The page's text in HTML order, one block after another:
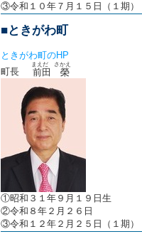
③令和１０年７月１５日（１期）
■ときがわ町
ときがわ町のHP
町長
前田 榮
まえだ さかえ
①昭和３１年９月１９日生
②令和８年２月２６日
③令和１２年２月２５日（１期）